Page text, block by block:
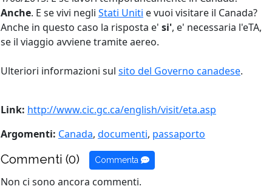
Anche. E se vivi negli Stati Uniti e vuoi visitare il Canada?
Anche in questo caso la risposta e' si', e' necessaria l'eTA,
se il viaggio avviene tramite aereo.
Ulteriori informazioni sul sito del Governo canadese.
Link: http://www.cic.gc.ca/english/visit/eta.asp
Argomenti: Canada, documenti, passaporto
Commenti (0) Commenta
Non ci sono ancora commenti.